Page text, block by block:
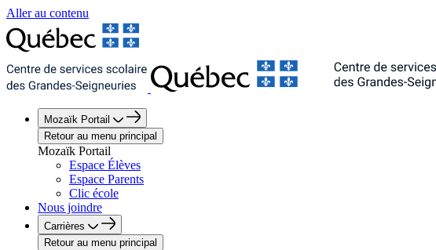
Aller au contenu
Mozaïk Portail
Retour au menu principal
Mozaïk Portail
Espace Élèves
Espace Parents
Clic école
Nous joindre
Carrières
Retour au menu principal